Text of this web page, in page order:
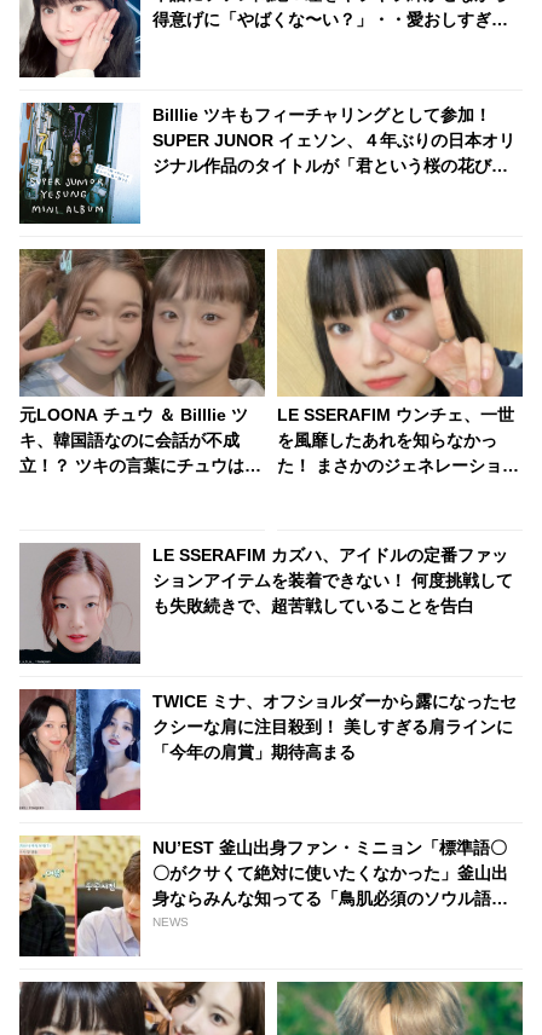
得意げに「やばくな〜い？」・・愛おしすぎる
Billlie ツキもフィーチャリングとして参加！
SUPER JUNOR イェソン、４年ぶりの日本オリ
ジナル作品のタイトルが「君という桜の花びら
元LOONA チュウ ＆ Billlie ツ
キ、韓国語なのに会話が不成
立！？ ツキの言葉にチュウは
ぎるやりとりに「もっと共演し
て」の声続々
LE SSERAFIM ウンチェ、一世
を風靡したあれを知らなかっ
た！ まさかのジェネレーション
の若さを実感させられる発言に
驚き
LE SSERAFIM カズハ、アイドルの定番ファッ
ションアイテムを装着できない！ 何度挑戦して
も失敗続きで、超苦戦していることを告白
TWICE ミナ、オフショルダーから露になったセ
クシーな肩に注目殺到！ 美しすぎる肩ラインに
「今年の肩賞」期待高まる
NU’EST 釜山出身ファン・ミニョン「標準語〇
〇がクサくて絶対に使いたくなかった」釜山出
身ならみんな知ってる「鳥肌必須のソウル語」
とは？
NEWS